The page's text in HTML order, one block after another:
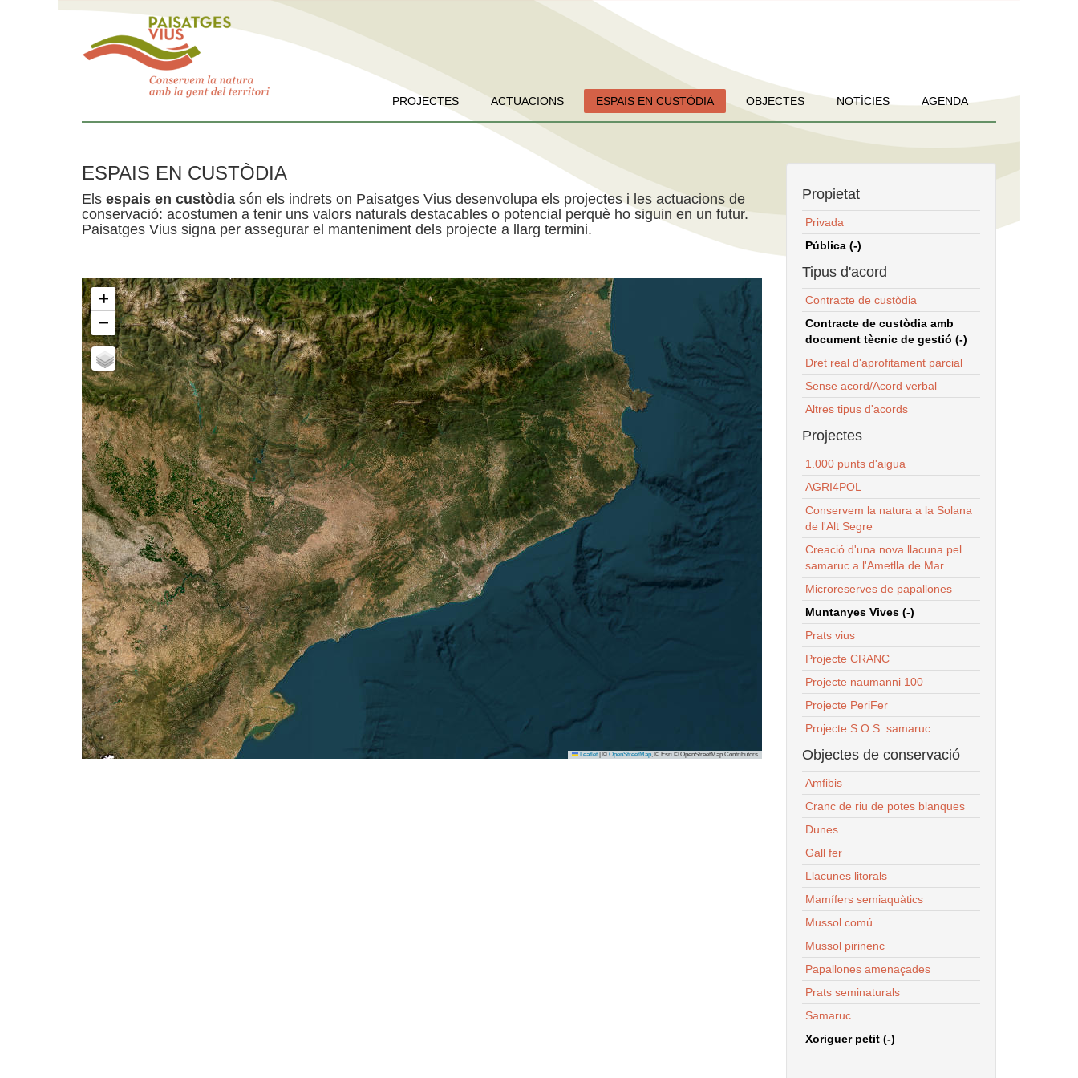
PROJECTES ACTUACIONS ESPAIS EN CUSTÒDIA OBJECTES NOTÍCIES AGENDA
ESPAIS EN CUSTÒDIA
Els espais en custòdia són els indrets on Paisatges Vius desenvolupa els projectes i les actuacions de
conservació: acostumen a tenir uns valors naturals destacables o potencial perquè ho siguin en un futur.
Paisatges Vius signa per assegurar el manteniment dels projecte a llarg termini.
+
−
Leaflet © OpenStreetMap, © Esri © OpenStreetMap Contributors
Propietat
Privada
Pública (-)
Tipus d'acord
Contracte de custòdia
Contracte de custòdia amb
document tècnic de gestió (-)
Dret real d'aprofitament parcial
Sense acord/Acord verbal
Altres tipus d'acords
Projectes
1.000 punts d'aigua
AGRI4POL
Conservem la natura a la Solana
de l'Alt Segre
Creació d'una nova llacuna pel
samaruc a l'Ametlla de Mar
Microreserves de papallones
Muntanyes Vives (-)
Prats vius
Projecte CRANC
Projecte naumanni 100
Projecte PeriFer
Projecte S.O.S. samaruc
Objectes de conservació
Amfibis
Cranc de riu de potes blanques
Dunes
Gall fer
Llacunes litorals
Mamífers semiaquàtics
Mussol comú
Mussol pirinenc
Papallones amenaçades
Prats seminaturals
Samaruc
Xoriguer petit (-)